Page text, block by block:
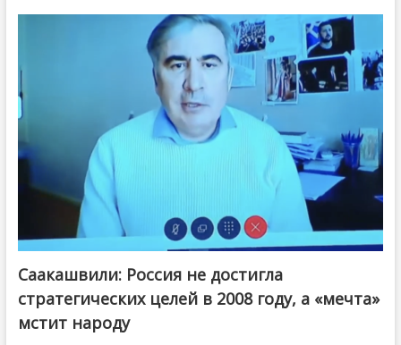
Саакашвили: Россия не достигла
стратегических целей в 2008 году, а «мечта»
мстит народу